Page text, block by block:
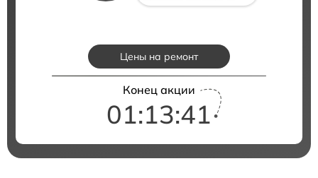
Цены на ремонт
Конец акции
01:13:41